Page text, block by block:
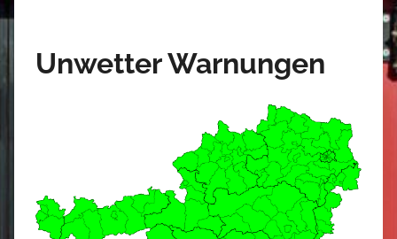
Unwetter Warnungen